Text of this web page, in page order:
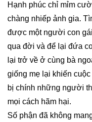
Hạnh phúc chỉ mỉm
chàng nhiếp ảnh gia.
được một người con
qua đời và để lại đứa
lại trở về ở cùng bà
giống mẹ lại khiến
bị chính những người
mọi cách hãm hại.
Số phận đã không